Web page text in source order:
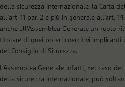
della sicurezza internazionale, la Carta
all’art. 11 par. 2 e più in generale all’art.
anche all’Assemblea Generale un ruolo
titolare di quei poteri coercitivi implicanti
del Consiglio di Sicurezza.
L’Assemblea Generale infatti, nel caso
della sicurezza internazionale, può